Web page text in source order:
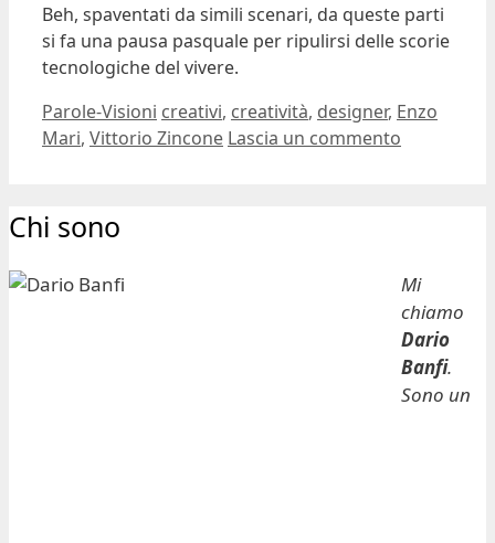
Beh, spaventati da simili scenari, da queste parti
si fa una pausa pasquale per ripulirsi delle scorie
tecnologiche del vivere.
Categorie
Parole-Visioni Tag
creativi, creatività, designer, Enzo
Mari, Vittorio Zincone Lascia un commento
Chi sono
Mi
chiamo
Dario
Banfi.
Sono un